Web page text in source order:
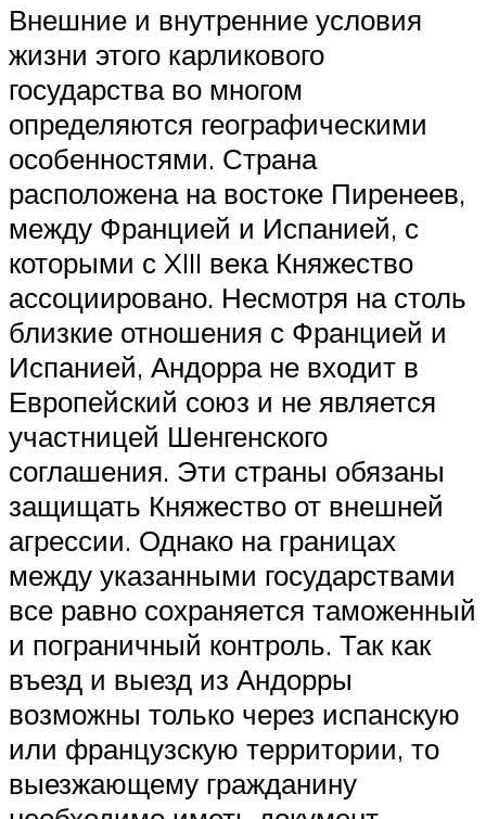
Внешние и внутренние условия
жизни этого карликового
государства во многом
определяются географическими
особенностями. Страна
расположена на востоке Пиренеев,
между Францией и Испанией, с
которыми с XIII века Княжество
ассоциировано. Несмотря на столь
близкие отношения с Францией и
Испанией, Андорра не входит в
Европейский союз и не является
участницей Шенгенского
соглашения. Эти страны обязаны
защищать Княжество от внешней
агрессии. Однако на границах
между указанными государствами
все равно сохраняется таможенный
и пограничный контроль. Так как
въезд и выезд из Андорры
возможны только через испанскую
или французскую территории, то
выезжающему гражданину